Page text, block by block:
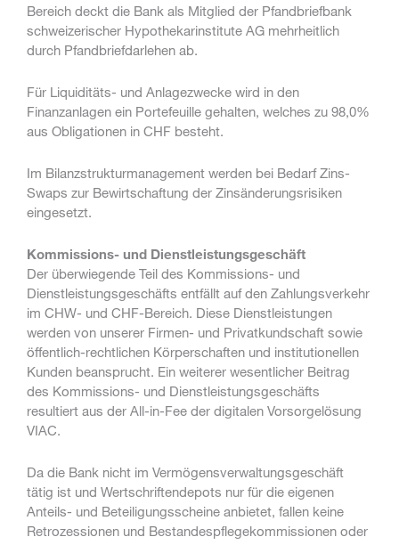
Bereich deckt die Bank als Mitglied der Pfandbriefbank
schweizerischer Hypothekarinstitute AG mehrheitlich
durch Pfandbriefdarlehen ab.
Für Liquiditäts- und Anlagezwecke wird in den
Finanzanlagen ein Portefeuille gehalten, welches zu 98,0%
aus Obligationen in CHF besteht.
Im Bilanzstrukturmanagement werden bei Bedarf Zins-
Swaps zur Bewirtschaftung der Zinsänderungsrisiken
eingesetzt.
Kommissions- und Dienstleistungsgeschäft
Der überwiegende Teil des Kommissions- und
Dienstleistungsgeschäfts entfällt auf den Zahlungsverkehr
im CHW- und CHF-Bereich. Diese Dienstleistungen
werden von unserer Firmen- und Privatkundschaft sowie
öffentlich-rechtlichen Körperschaften und institutionellen
Kunden beansprucht. Ein weiterer wesentlicher Beitrag
des Kommissions- und Dienstleistungsgeschäfts
resultiert aus der All-in-Fee der digitalen Vorsorgelösung
VIAC.
Da die Bank nicht im Vermögensverwaltungsgeschäft
tätig ist und Wertschriftendepots nur für die eigenen
Anteils- und Beteiligungsscheine anbietet, fallen keine
Retrozessionen und Bestandespflegekommissionen oder